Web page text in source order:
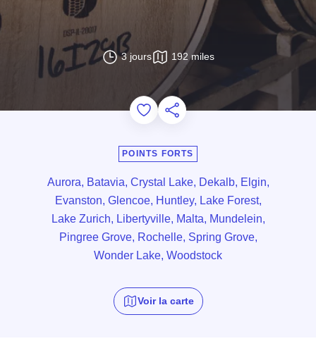
3 jours 192 miles
Add to Favorites
Partager cette page
POINTS FORTS
Aurora, Batavia, Crystal Lake, Dekalb, Elgin,
Evanston, Glencoe, Huntley, Lake Forest,
Lake Zurich, Libertyville, Malta, Mundelein,
Pingree Grove, Rochelle, Spring Grove,
Wonder Lake, Woodstock
Voir la carte